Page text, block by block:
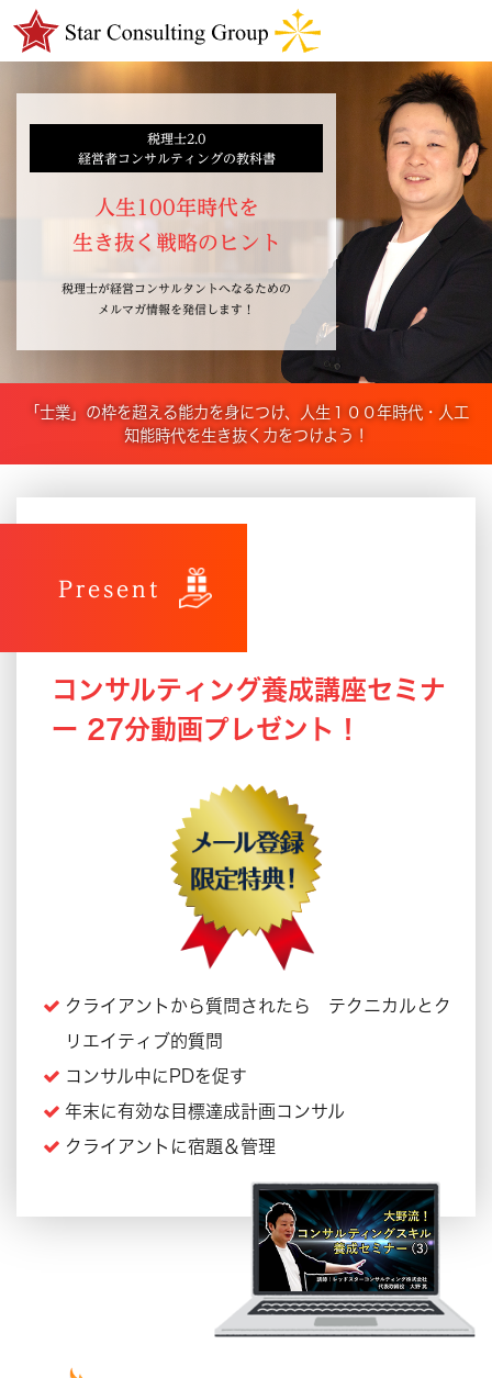
税理士2.0
経営者コンサルティングの教科書
人生100年時代を
生き抜く戦略のヒント
税理士が経営コンサルタントへなるための
メルマガ情報を発信します！
「士業」の枠を超える能力を身につけ、人生１００年時代・人工
知能時代を生き抜く力をつけよう！
Present
コンサルティング養成講座セミナ
ー 27分動画プレゼント！
クライアントから質問されたら テクニカルとク
リエイティブ的質問
コンサル中にPDを促す
年末に有効な目標達成計画コンサル
クライアントに宿題＆管理